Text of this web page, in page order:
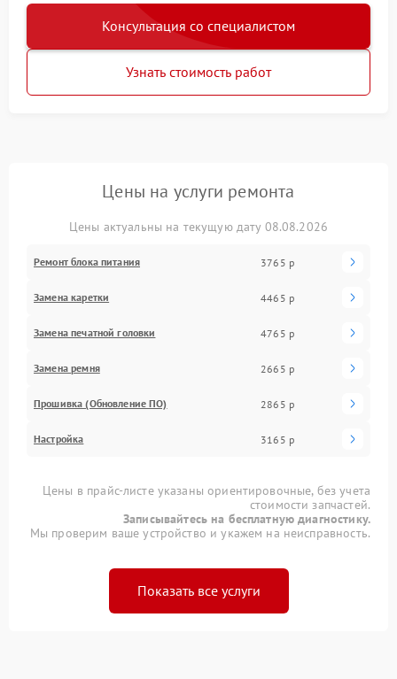
Консультация со специалистом
Узнать стоимость работ
Цены на услуги ремонта
Цены актуальны на текущую дату 08.08.2026
Ремонт блока питания 3765 р
Замена каретки 4465 р
Замена печатной головки 4765 р
Замена ремня 2665 р
Прошивка (Обновление ПО) 2865 р
Настройка 3165 р
Цены в прайс-листе указаны ориентировочные, без учета
стоимости запчастей.
Записывайтесь на бесплатную диагностику.
Мы проверим ваше устройство и укажем на неисправность.
Показать все услуги